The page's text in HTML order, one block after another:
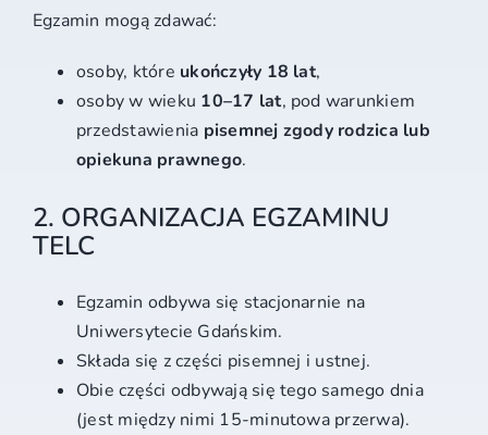
Egzamin mogą zdawać:
osoby, które ukończyły 18 lat,
osoby w wieku 10–17 lat, pod warunkiem
przedstawienia pisemnej zgody rodzica lub
opiekuna prawnego.
2. ORGANIZACJA EGZAMINU
TELC
Egzamin odbywa się stacjonarnie na
Uniwersytecie Gdańskim.
Składa się z części pisemnej i ustnej.
Obie części odbywają się tego samego dnia
(jest między nimi 15-minutowa przerwa).